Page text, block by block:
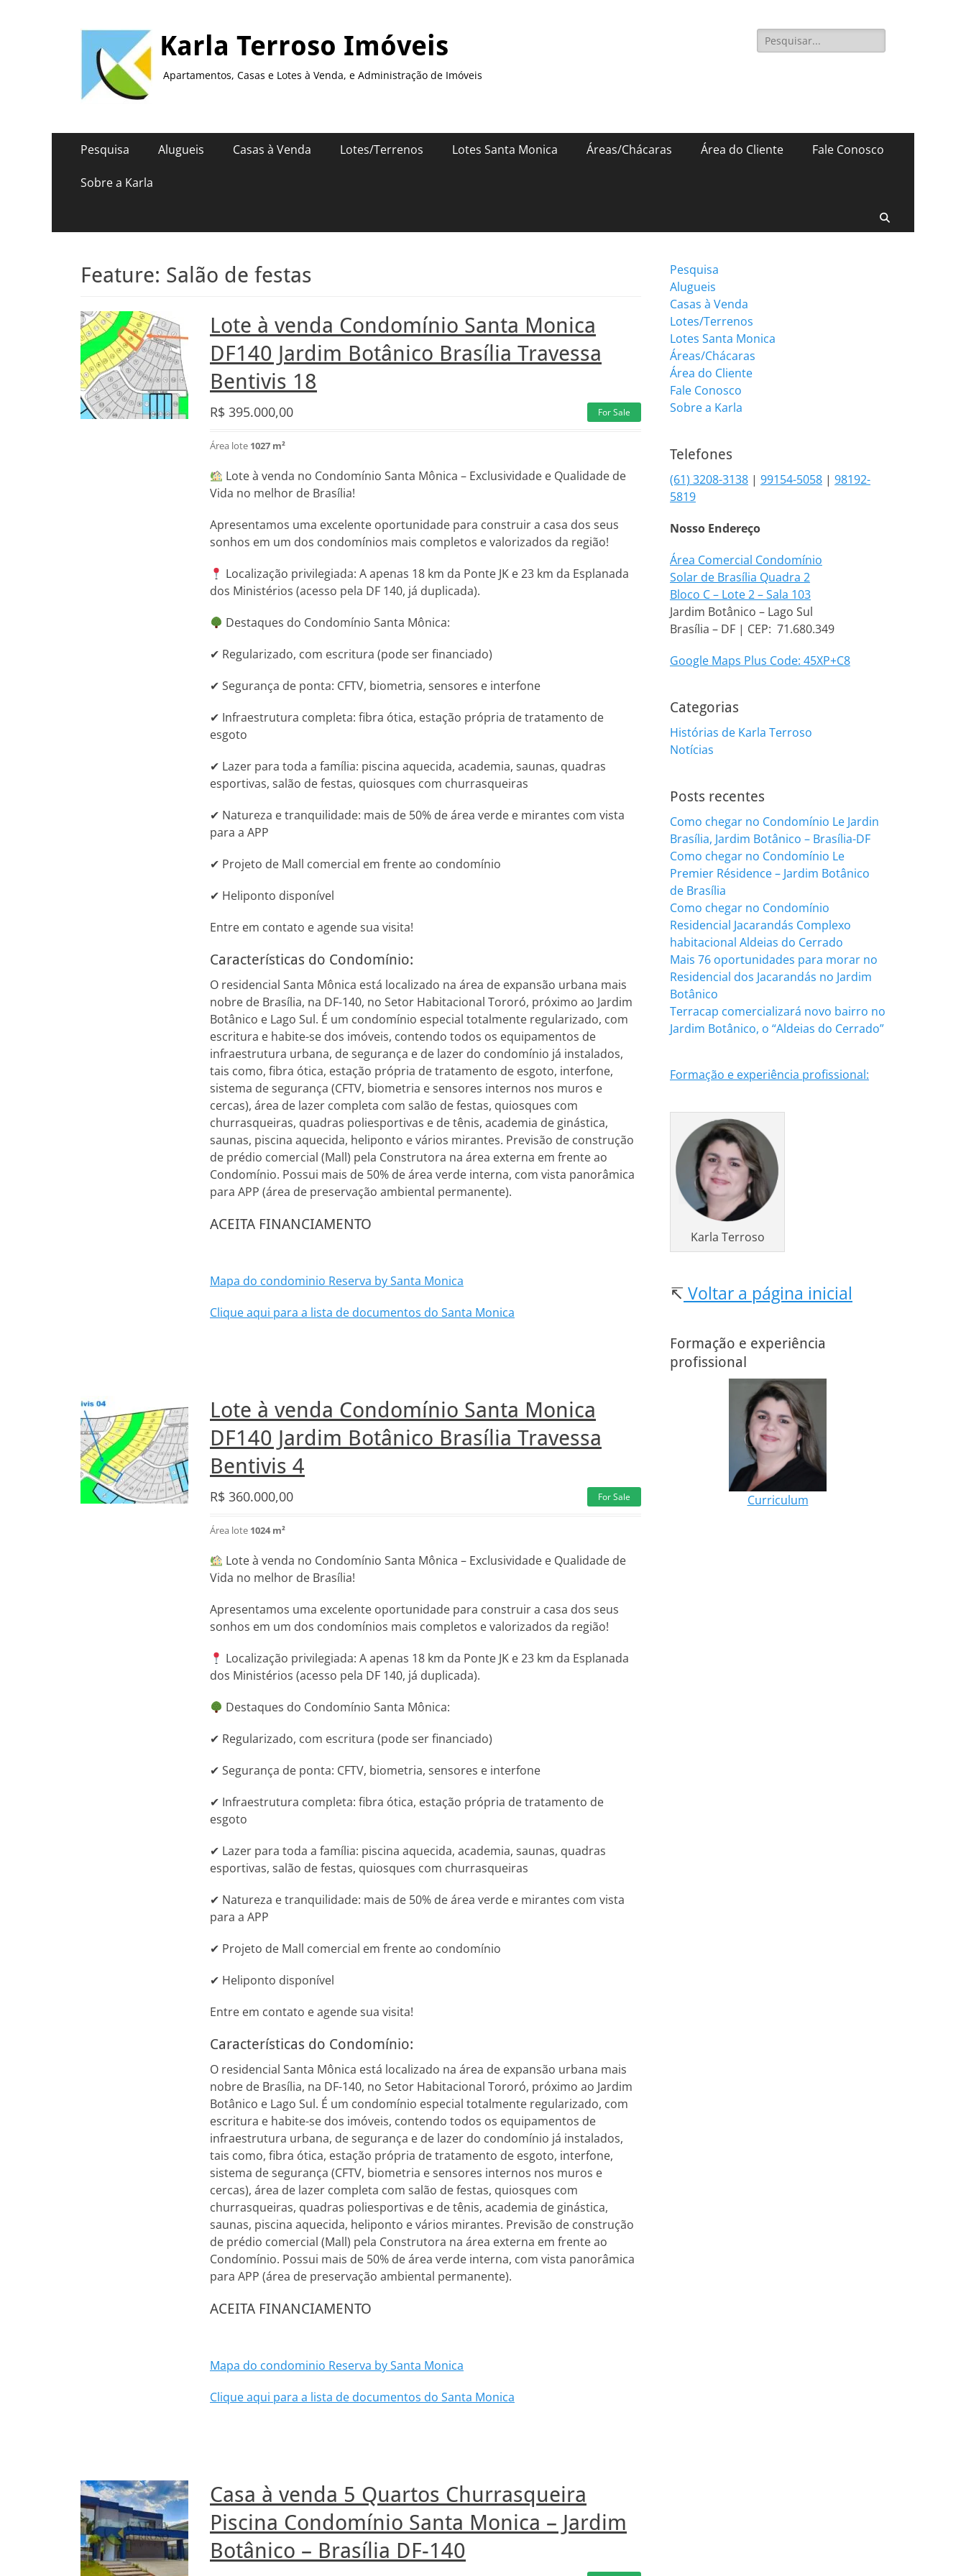
Karla Terroso Imóveis
Apartamentos, Casas e Lotes à Venda, e Administração de Imóveis
Pesquisar
por:
Menu
para
Pesquisa Alugueis Casas à Venda Lotes/Terrenos Lotes Santa Monica Áreas/Chácaras Área do Cliente Fale Conosco
Sobre a Karla
Feature: Salão de festas
Lote à venda Condomínio Santa Monica
DF140 Jardim Botânico Brasília Travessa
Bentivis 18
R$ 395.000,00 For Sale
Área lote 1027 m²
Lote à venda no Condomínio Santa Mônica – Exclusividade e Qualidade de
Vida no melhor de Brasília!
Apresentamos uma excelente oportunidade para construir a casa dos seus
sonhos em um dos condomínios mais completos e valorizados da região!
Localização privilegiada: A apenas 18 km da Ponte JK e 23 km da Esplanada
dos Ministérios (acesso pela DF 140, já duplicada).
Destaques do Condomínio Santa Mônica:
✔ Regularizado, com escritura (pode ser financiado)
✔ Segurança de ponta: CFTV, biometria, sensores e interfone
✔ Infraestrutura completa: fibra ótica, estação própria de tratamento de
esgoto
✔ Lazer para toda a família: piscina aquecida, academia, saunas, quadras
esportivas, salão de festas, quiosques com churrasqueiras
✔ Natureza e tranquilidade: mais de 50% de área verde e mirantes com vista
para a APP
✔ Projeto de Mall comercial em frente ao condomínio
✔ Heliponto disponível
Entre em contato e agende sua visita!
Características do Condomínio:
O residencial Santa Mônica está localizado na área de expansão urbana mais
nobre de Brasília, na DF-140, no Setor Habitacional Tororó, próximo ao Jardim
Botânico e Lago Sul. É um condomínio especial totalmente regularizado, com
escritura e habite-se dos imóveis, contendo todos os equipamentos de
infraestrutura urbana, de segurança e de lazer do condomínio já instalados,
tais como, fibra ótica, estação própria de tratamento de esgoto, interfone,
sistema de segurança (CFTV, biometria e sensores internos nos muros e
cercas), área de lazer completa com salão de festas, quiosques com
churrasqueiras, quadras poliesportivas e de tênis, academia de ginástica,
saunas, piscina aquecida, heliponto e vários mirantes. Previsão de construção
de prédio comercial (Mall) pela Construtora na área externa em frente ao
Condomínio. Possui mais de 50% de área verde interna, com vista panorâmica
para APP (área de preservação ambiental permanente).
ACEITA FINANCIAMENTO
Mapa do condominio Reserva by Santa Monica
Clique aqui para a lista de documentos do Santa Monica
Lote à venda Condomínio Santa Monica
DF140 Jardim Botânico Brasília Travessa
Bentivis 4
R$ 360.000,00 For Sale
Área lote 1024 m²
Lote à venda no Condomínio Santa Mônica – Exclusividade e Qualidade de
Vida no melhor de Brasília!
Apresentamos uma excelente oportunidade para construir a casa dos seus
sonhos em um dos condomínios mais completos e valorizados da região!
Localização privilegiada: A apenas 18 km da Ponte JK e 23 km da Esplanada
dos Ministérios (acesso pela DF 140, já duplicada).
Destaques do Condomínio Santa Mônica:
✔ Regularizado, com escritura (pode ser financiado)
✔ Segurança de ponta: CFTV, biometria, sensores e interfone
✔ Infraestrutura completa: fibra ótica, estação própria de tratamento de
esgoto
✔ Lazer para toda a família: piscina aquecida, academia, saunas, quadras
esportivas, salão de festas, quiosques com churrasqueiras
✔ Natureza e tranquilidade: mais de 50% de área verde e mirantes com vista
para a APP
✔ Projeto de Mall comercial em frente ao condomínio
✔ Heliponto disponível
Entre em contato e agende sua visita!
Características do Condomínio:
O residencial Santa Mônica está localizado na área de expansão urbana mais
nobre de Brasília, na DF-140, no Setor Habitacional Tororó, próximo ao Jardim
Botânico e Lago Sul. É um condomínio especial totalmente regularizado, com
escritura e habite-se dos imóveis, contendo todos os equipamentos de
infraestrutura urbana, de segurança e de lazer do condomínio já instalados,
tais como, fibra ótica, estação própria de tratamento de esgoto, interfone,
sistema de segurança (CFTV, biometria e sensores internos nos muros e
cercas), área de lazer completa com salão de festas, quiosques com
churrasqueiras, quadras poliesportivas e de tênis, academia de ginástica,
saunas, piscina aquecida, heliponto e vários mirantes. Previsão de construção
de prédio comercial (Mall) pela Construtora na área externa em frente ao
Condomínio. Possui mais de 50% de área verde interna, com vista panorâmica
para APP (área de preservação ambiental permanente).
ACEITA FINANCIAMENTO
Mapa do condominio Reserva by Santa Monica
Clique aqui para a lista de documentos do Santa Monica
Casa à venda 5 Quartos Churrasqueira
Piscina Condomínio Santa Monica – Jardim
Botânico – Brasília DF-140
Pesquisa
Alugueis
Casas à Venda
Lotes/Terrenos
Lotes Santa Monica
Áreas/Chácaras
Área do Cliente
Fale Conosco
Sobre a Karla
Telefones
(61) 3208-3138 | 99154-5058 | 98192-
5819
Nosso Endereço
Área Comercial Condomínio
Solar de Brasília Quadra 2
Bloco C – Lote 2 – Sala 103
Jardim Botânico – Lago Sul
Brasília – DF | CEP: 71.680.349
Google Maps Plus Code: 45XP+C8
Categorias
Histórias de Karla Terroso
Notícias
Posts recentes
Como chegar no Condomínio Le Jardin
Brasília, Jardim Botânico – Brasília-DF
Como chegar no Condomínio Le
Premier Résidence – Jardim Botânico
de Brasília
Como chegar no Condomínio
Residencial Jacarandás Complexo
habitacional Aldeias do Cerrado
Mais 76 oportunidades para morar no
Residencial dos Jacarandás no Jardim
Botânico
Terracap comercializará novo bairro no
Jardim Botânico, o “Aldeias do Cerrado”
Formação e experiência profissional:
Karla Terroso
↸ Voltar a página inicial
Formação e experiência
profissional
Curriculum